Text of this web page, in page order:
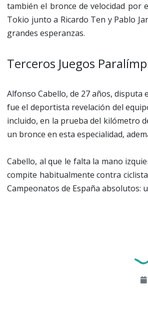
también el bronce de velocidad por
Tokio junto a Ricardo Ten y Pablo
grandes esperanzas.
Terceros Juegos
Alfonso Cabello, de 27 años, disputa
fue el deportista revelación del
incluido, en la prueba del kilómetro
un bronce en esta especialidad,
Cabello, al que le falta la mano
compite habitualmente contra
Campeonatos de España absolutos: